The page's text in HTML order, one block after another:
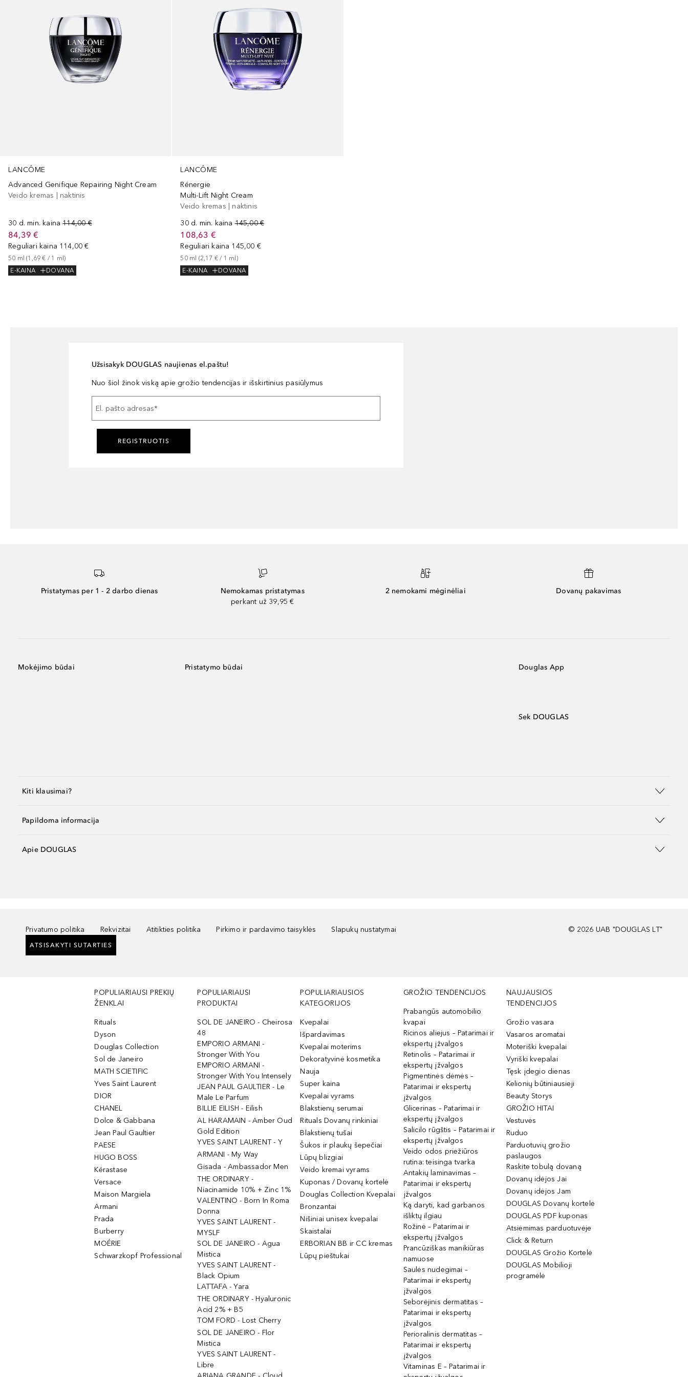
LANCÔME
Advanced Genifique Repairing Night Cream
Veido kremas | naktinis
30 d. min. kaina 114,00 €
84,39 €
Reguliari kaina 114,00 €
50 ml (1,69 € / 1 ml)
E-KAINA
DOVANA
LANCÔME
Rénergie
Multi-Lift Night Cream
Veido kremas | naktinis
30 d. min. kaina 145,00 €
108,63 €
Reguliari kaina 145,00 €
50 ml (2,17 € / 1 ml )
E-KAINA
DOVANA
Užsisakyk DOUGLAS naujienas el.paštu!
Nuo šiol žinok viską apie grožio tendencijas ir išskirtinius pasiūlymus
El. pašto adresas*
REGISTRUOTIS
Pristatymas per 1 - 2 darbo dienas
Nemokamas pristatymas
perkant už 39,95 €
2 nemokami mėginėliai Dovanų pakavimas
Mokėjimo būdai Pristatymo būdai Douglas App
Sek DOUGLAS
Kiti klausimai?
Papildoma informacija
Apie DOUGLAS
Privatumo politika Rekvizitai Atitikties politika Pirkimo ir pardavimo taisyklės Slapukų nustatymai
ATSISAKYTI SUTARTIES
© 2026 UAB "DOUGLAS LT"
POPULIARIAUSI PREKIŲ
ŽENKLAI
Rituals
Dyson
Douglas Collection
Sol de Janeiro
MATH SCIETIFIC
Yves Saint Laurent
DIOR
CHANEL
Dolce & Gabbana
Jean Paul Gaultier
PAESE
HUGO BOSS
Kérastase
Versace
Maison Margiela
Armani
Prada
Burberry
MOÉRIE
Schwarzkopf Professional
POPULIARIAUSI
PRODUKTAI
SOL DE JANEIRO - Cheirosa
48
EMPORIO ARMANI -
Stronger With You
EMPORIO ARMANI -
Stronger With You Intensely
JEAN PAUL GAULTIER - Le
Male Le Parfum
BILLIE EILISH - Eilish
AL HARAMAIN - Amber Oud
Gold Edition
YVES SAINT LAURENT - Y
ARMANI - My Way
Gisada - Ambassador Men
THE ORDINARY -
Niacinamide 10% + Zinc 1%
VALENTINO - Born In Roma
Donna
YVES SAINT LAURENT -
MYSLF
SOL DE JANEIRO - Agua
Mistica
YVES SAINT LAURENT -
Black Opium
LATTAFA - Yara
THE ORDINARY - Hyaluronic
Acid 2% + B5
TOM FORD - Lost Cherry
SOL DE JANEIRO - Flor
Mistica
YVES SAINT LAURENT -
Libre
POPULIARIAUSIOS
KATEGORIJOS
Kvepalai
Išpardavimas
Kvepalai moterims
Dekoratyvinė kosmetika
Nauja
Super kaina
Kvepalai vyrams
Blakstienų serumai
Rituals Dovanų rinkiniai
Blakstienų tušai
Šukos ir plaukų šepečiai
Lūpų blizgiai
Veido kremai vyrams
Kuponas / Dovanų kortelė
Douglas Collection Kvepalai
Bronzantai
Nišiniai unisex kvepalai
Skaistalai
ERBORIAN BB ir CC kremas
Lūpų pieštukai
GROŽIO TENDENCIJOS
Prabangūs automobilio
kvapai
Ricinos aliejus – Patarimai ir
ekspertų įžvalgos
Retinolis – Patarimai ir
ekspertų įžvalgos
Pigmentinės dėmės –
Patarimai ir ekspertų
įžvalgos
Glicerinas – Patarimai ir
ekspertų įžvalgos
Salicilo rūgštis – Patarimai ir
ekspertų įžvalgos
Veido odos priežiūros
rutina: teisinga tvarka
Antakių laminavimas –
Patarimai ir ekspertų
įžvalgos
Ką daryti, kad garbanos
išliktų ilgiau
Rožinė – Patarimai ir
ekspertų įžvalgos
Prancūziškas manikiūras
namuose
Saulės nudegimai –
Patarimai ir ekspertų
įžvalgos
Seborėjinis dermatitas –
Patarimai ir ekspertų
įžvalgos
Perioralinis dermatitas –
Patarimai ir ekspertų
įžvalgos
Vitaminas E – Patarimai ir
NAUJAUSIOS
TENDENCIJOS
Grožio vasara
Vasaros aromatai
Moteriški kvepalai
Vyriški kvepalai
Tęsk įdegio dienas
Kelionių būtiniausieji
Beauty Storys
GROŽIO HITAI
Vestuvės
Ruduo
Parduotuvių grožio
paslaugos
Raskite tobulą dovaną
Dovanų idėjos Jai
Dovanų idėjos Jam
DOUGLAS Dovanų kortelė
DOUGLAS PDF kuponas
Atsiėmimas parduotuvėje
Click & Return
DOUGLAS Grožio Kortelė
DOUGLAS Mobilioji
programėlė